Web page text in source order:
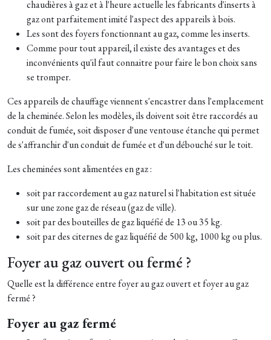
chaudières à gaz et à l'heure actuelle les fabricants d'inserts à
gaz ont parfaitement imité l'aspect des appareils à bois.
Les sont des foyers fonctionnant au gaz, comme les inserts.
Comme pour tout appareil, il existe des avantages et des
inconvénients qu'il faut connaitre pour faire le bon choix sans
se tromper.
Ces appareils de chauffage viennent s'encastrer dans l'emplacement
de la cheminée. Selon les modèles, ils doivent soit être raccordés au
conduit de fumée, soit disposer d'une ventouse étanche qui permet
de s'affranchir d'un conduit de fumée et d'un débouché sur le toit.
Les cheminées sont alimentées en gaz :
soit par raccordement au gaz naturel si l'habitation est située
sur une zone gaz de réseau (gaz de ville).
soit par des bouteilles de gaz liquéfié de 13 ou 35 kg.
soit par des citernes de gaz liquéfié de 500 kg, 1000 kg ou plus.
Foyer au gaz ouvert ou fermé ?
Quelle est la différence entre foyer au gaz ouvert et foyer au gaz
fermé ?
Foyer au gaz fermé